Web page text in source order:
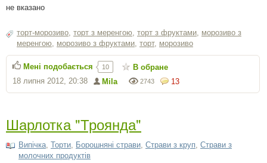
не вказано
торт-морозиво, торт з меренгою, торт з фруктами, морозиво з
меренгою, морозиво з фруктами, торт, морозиво
13
2743
Mila
18 липня 2012, 20:38
Мені подобається 10 В обране
Шарлотка "Троянда"
Випічка, Торти, Борошняні страви, Страви з круп, Страви з
молочних продуктів